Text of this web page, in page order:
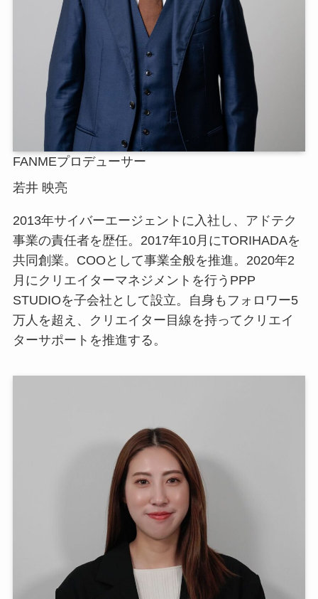
FANMEプロデューサー
若井 映亮
2013年サイバーエージェントに入社し、アドテク
事業の責任者を歴任。2017年10月にTORIHADAを
共同創業。COOとして事業全般を推進。2020年2
月にクリエイターマネジメントを行うPPP
STUDIOを子会社として設立。自身もフォロワー5
万人を超え、クリエイター目線を持ってクリエイ
ターサポートを推進する。